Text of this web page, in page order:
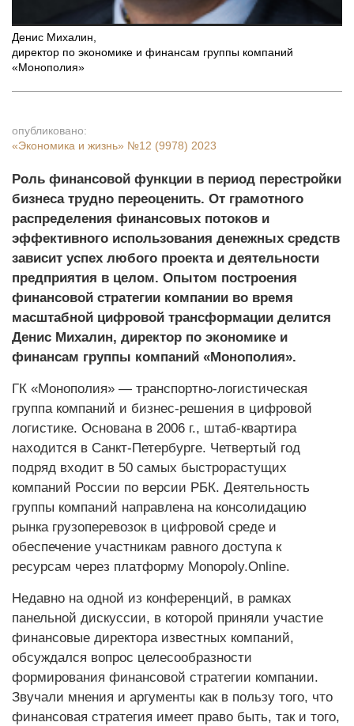
Денис Михалин,
директор по экономике и финансам группы компаний
«Монополия»
опубликовано:
«Экономика и жизнь» №12 (9978) 2023
Роль финансовой функции в период перестройки
бизнеса трудно переоценить. От грамотного
распределения финансовых потоков и
эффективного использования денежных средств
зависит успех любого проекта и деятельности
предприятия в целом. Опытом построения
финансовой стратегии компании во время
масштабной цифровой трансформации делится
Денис Михалин, директор по экономике и
финансам группы компаний «Монополия».
ГК «Монополия» — транспортно-логистическая
группа компаний и бизнес-решения в цифровой
логистике. Основана в 2006 г., штаб-квартира
находится в Санкт-Петербурге. Четвертый год
подряд входит в 50 самых быстрорастущих
компаний России по версии РБК. Деятельность
группы компаний направлена на консолидацию
рынка грузоперевозок в цифровой среде и
обеспечение участникам равного доступа к
ресурсам через платформу Monopoly.Online.
Недавно на одной из конференций, в рамках
панельной дискуссии, в которой приняли участие
финансовые директора известных компаний,
обсуждался вопрос целесообразности
формирования финансовой стратегии компании.
Звучали мнения и аргументы как в пользу того, что
финансовая стратегия имеет право быть, так и того,